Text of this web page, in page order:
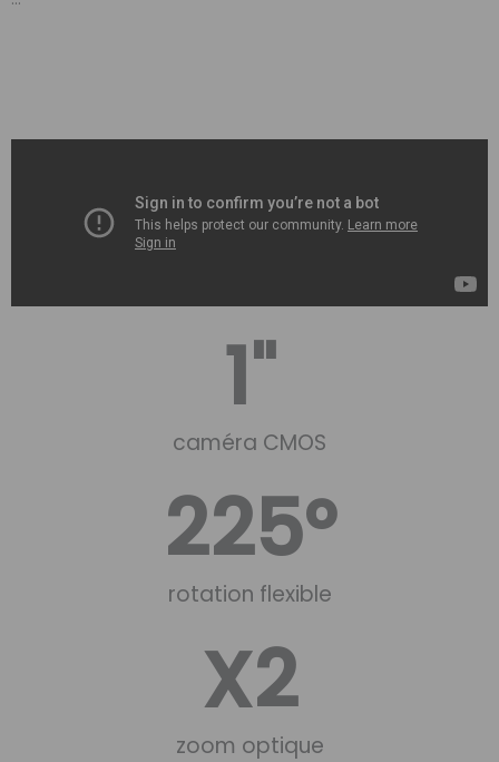
caméra CMOS
1"
rotation flexible
225°
zoom optique
X2